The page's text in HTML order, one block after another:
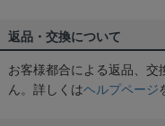
返品・交換について
お客様都合による返品、交
ん。詳しくはヘルプページ